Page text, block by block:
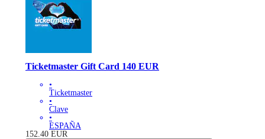
Ticketmaster Gift Card 140 EUR
•
Ticketmaster
•
Clave
•
ESPAÑA
152.40 EUR